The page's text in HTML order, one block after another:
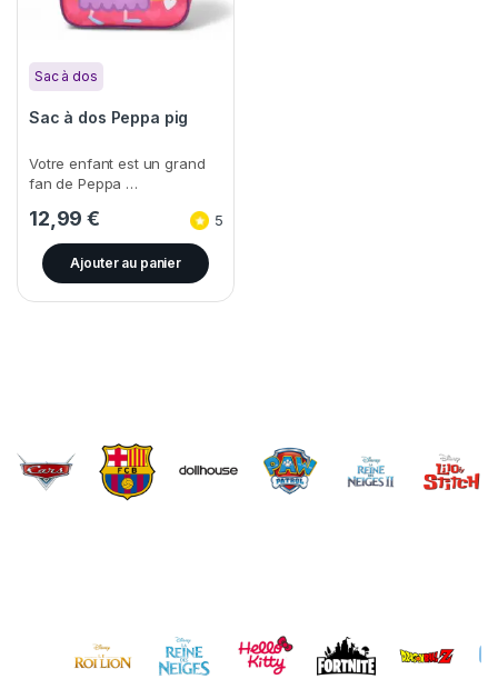
Sac à dos
Sac à dos Peppa pig
Votre enfant est un grand
fan de Peppa …
12,99€ 5
Ajouter au panier
Brands Carousel